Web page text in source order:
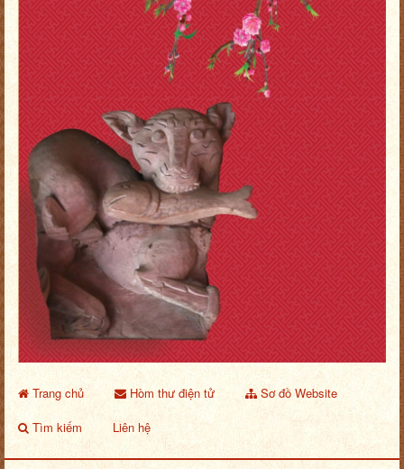
Trang chủ Hòm thư điện tử
Sơ đồ Website
Tìm kiếm
Liên hệ